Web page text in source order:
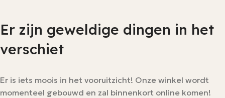
Er zijn geweldige dingen in het
verschiet
Er is iets moois in het vooruitzicht! Onze winkel wordt
momenteel gebouwd en zal binnenkort online komen!